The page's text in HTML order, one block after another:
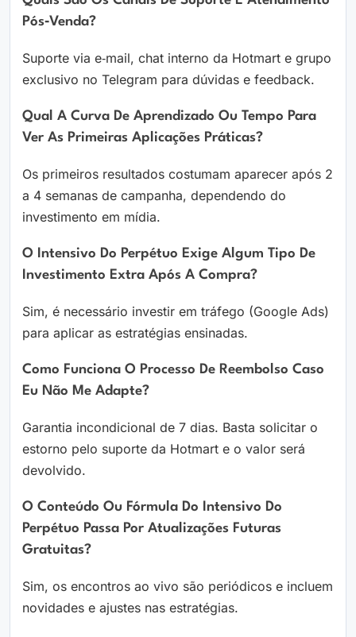
Pós‑venda?
Suporte via e‑mail, chat interno da Hotmart e grupo
exclusivo no Telegram para dúvidas e feedback.
Qual A Curva De Aprendizado Ou Tempo Para
Ver As Primeiras Aplicações Práticas?
Os primeiros resultados costumam aparecer após 2
a 4 semanas de campanha, dependendo do
investimento em mídia.
O Intensivo Do Perpétuo Exige Algum Tipo De
Investimento Extra Após A Compra?
Sim, é necessário investir em tráfego (Google Ads)
para aplicar as estratégias ensinadas.
Como Funciona O Processo De Reembolso Caso
Eu Não Me Adapte?
Garantia incondicional de 7 dias. Basta solicitar o
estorno pelo suporte da Hotmart e o valor será
devolvido.
O Conteúdo Ou Fórmula Do Intensivo Do
Perpétuo Passa Por Atualizações Futuras
Gratuitas?
Sim, os encontros ao vivo são periódicos e incluem
novidades e ajustes nas estratégias.